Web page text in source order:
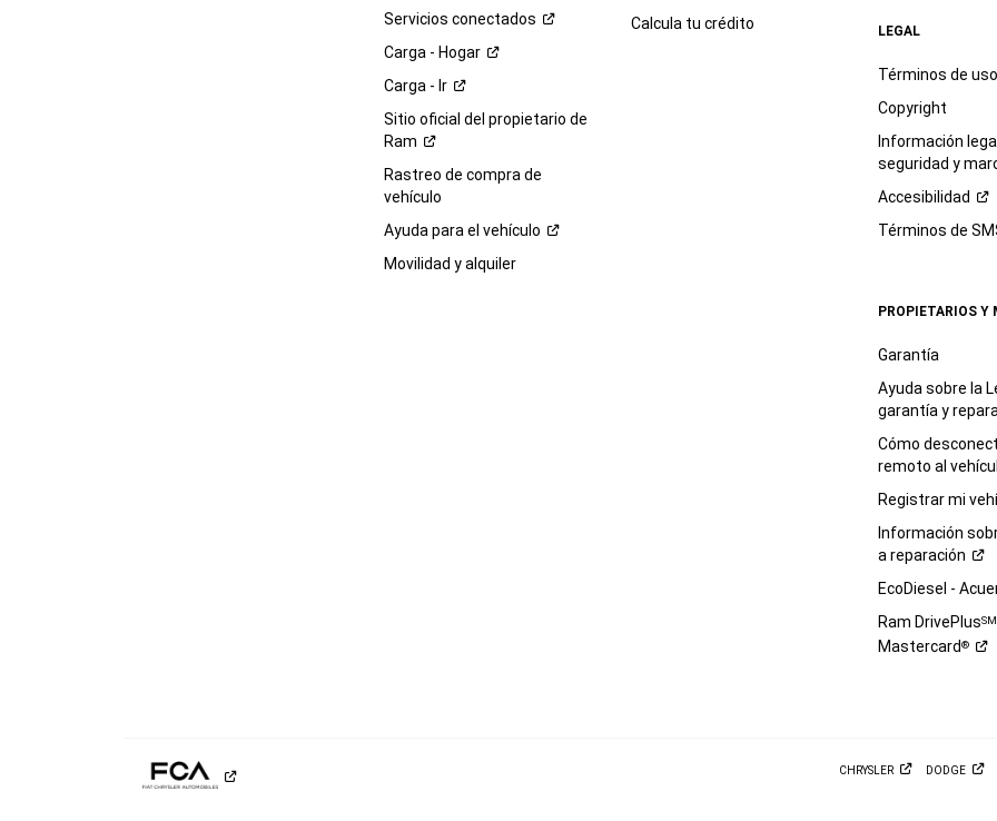
Servicios conectados
Carga - Hogar
Carga - Ir
Sitio oficial del propietario de
Ram
Rastreo de compra de
vehículo
Ayuda para el vehículo
Movilidad y alquiler
Calcula tu crédito
LEGAL
Términos de uso
Copyright
Información
seguridad y
Accesibilidad
Términos de
PROPIETARIOS Y
Garantía
Ayuda sobre la
garantía y
Cómo
remoto al
Registrar mi
Información
areparación
EcoDiesel -
Ram DrivePlusSM
Mastercard®
CHRYSLER DODGE